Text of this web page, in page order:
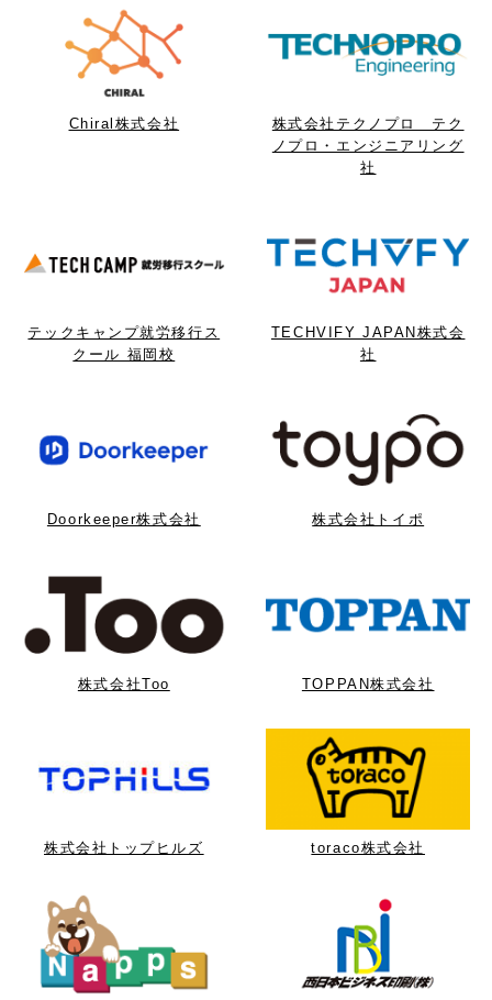
Chiral株式会社
株式会社テクノプロ テク
ノプロ・エンジニアリング
社
テックキャンプ就労移行ス
クール 福岡校
TECHVIFY JAPAN株式会
社
Doorkeeper株式会社 株式会社トイポ
株式会社Too TOPPAN株式会社
株式会社トップヒルズ toraco株式会社